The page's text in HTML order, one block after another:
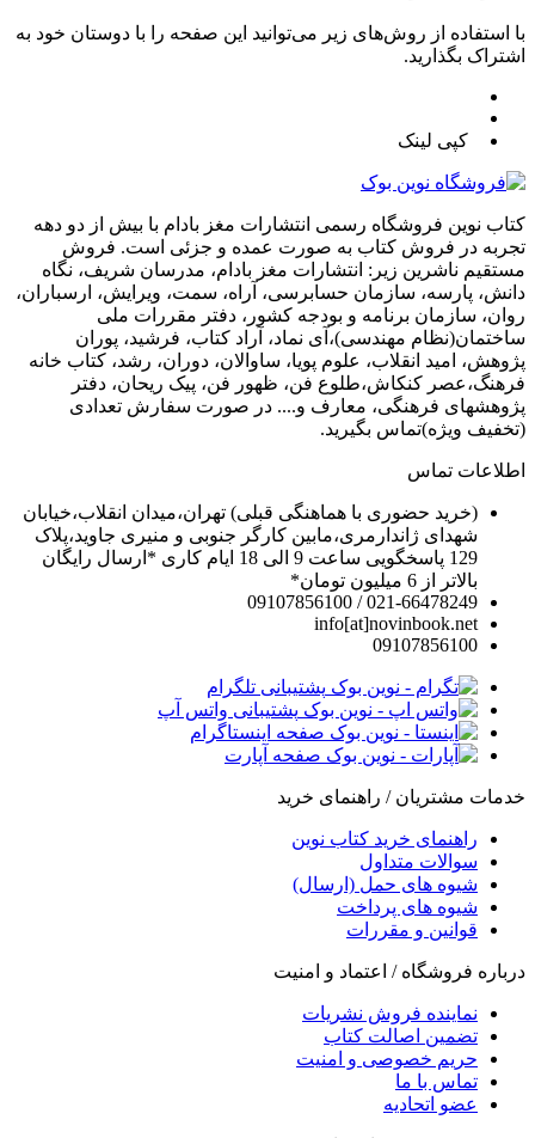
با استفاده از روش‌های زیر می‌توانید این صفحه را با دوستان خود به
اشتراک بگذارید.
کپی لینک
کتاب نوین فروشگاه رسمی انتشارات مغز بادام با بیش از دو دهه
تجربه در فروش کتاب به صورت عمده و جزئی است. فروش
مستقیم ناشرین زیر: انتشارات مغز بادام، مدرسان شریف، نگاه
دانش، پارسه، سازمان حسابرسی، آراه، سمت، ویرایش، ارسباران،
روان، سازمان برنامه و بودجه کشور، دفتر مقررات ملی
ساختمان(نظام مهندسی)،آی نماد، آراد کتاب، فرشید، پوران
پژوهش، امید انقلاب، علوم پویا، ساوالان، دوران، رشد، کتاب خانه
فرهنگ،عصر کنکاش،طلوع فن، ظهور فن، پیک ریحان، دفتر
پژوهشهای فرهنگی، معارف و.... در صورت سفارش تعدادی
(تخفیف ویژه)تماس بگیرید.
اطلاعات تماس
(خرید حضوری با هماهنگی قبلی) تهران،میدان انقلاب،خیابان
شهدای ژاندارمری،مابین کارگر جنوبی و منیری جاوید،پلاک
129 پاسخگویی ساعت 9 الی 18 ایام کاری *ارسال رایگان
بالاتر از 6 میلیون تومان*
021-66478249 / 09107856100
info[at]novinbook.net
09107856100
پشتیبانی تلگرام
پشتیبانی واتس آپ
صفحه اینستاگرام
صفحه آپارت
خدمات مشتریان / راهنمای خرید
راهنمای خرید کتاب نوین
سوالات متداول
شیوه های حمل (ارسال)
شیوه های پرداخت
قوانین و مقررات
درباره فروشگاه / اعتماد و امنیت
نماینده فروش نشریات
تضمین اصالت کتاب
حریم خصوصی و امنیت
تماس با ما
عضو اتحادیه